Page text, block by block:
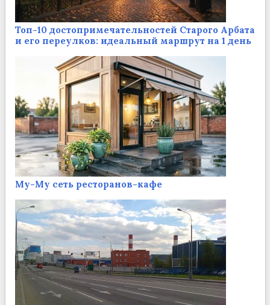
Топ-10 достопримечательностей Старого Арбата
и его переулков: идеальный маршрут на 1 день
Му-Му сеть ресторанов-кафе